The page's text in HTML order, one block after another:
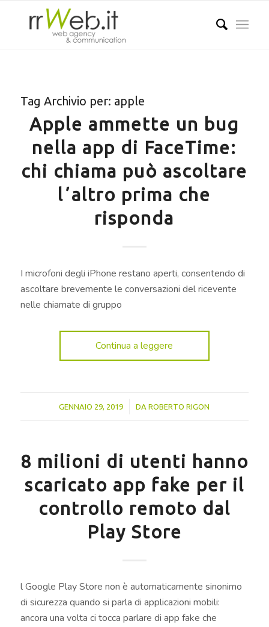
Tag Archivio per: apple
Apple ammette un bug
nella app di FaceTime:
chi chiama può ascoltare
lʼaltro prima che
risponda
I microfoni degli iPhone restano aperti, consentendo di
ascoltare brevemente le conversazioni del ricevente
nelle chiamate di gruppo
Continua a leggere
GENNAIO 29, 2019
/ DAROBERTO RIGON
8 milioni di utenti hanno
scaricato app fake per il
controllo remoto dal
Play Store
l Google Play Store non è automaticamente sinonimo
di sicurezza quando si parla di applicazioni mobili:
ancora una volta ci tocca parlare di app fake che